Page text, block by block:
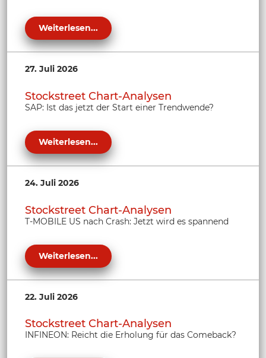
Weiterlesen...
27. Juli 2026
Stockstreet Chart-Analysen
SAP: Ist das jetzt der Start einer Trendwende?
Weiterlesen...
24. Juli 2026
Stockstreet Chart-Analysen
T-MOBILE US nach Crash: Jetzt wird es spannend
Weiterlesen...
22. Juli 2026
Stockstreet Chart-Analysen
INFINEON: Reicht die Erholung für das Comeback?